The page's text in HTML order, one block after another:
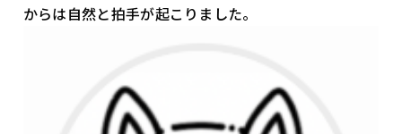
からは自然と拍手が起こりました。